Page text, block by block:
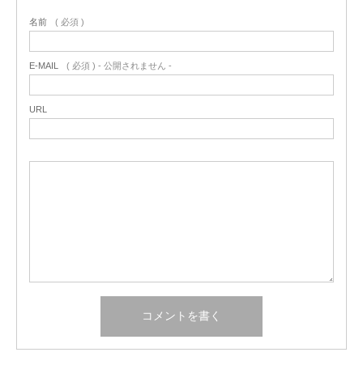
名前 ( 必須 )
E-MAIL ( 必須 ) - 公開されません -
URL